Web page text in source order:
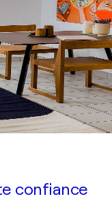
confiance